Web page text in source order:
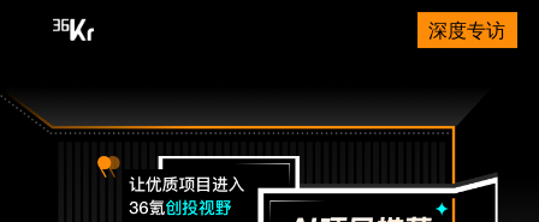
深度专访